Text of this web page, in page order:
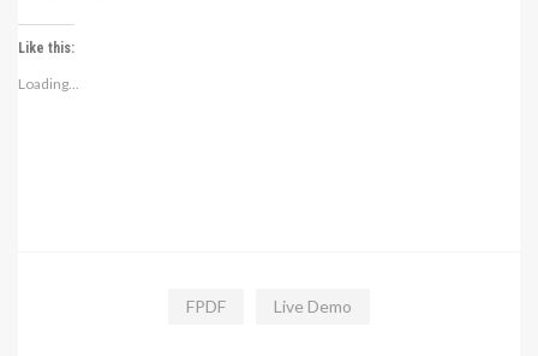
Like this:
Loading...
FPDF Live Demo